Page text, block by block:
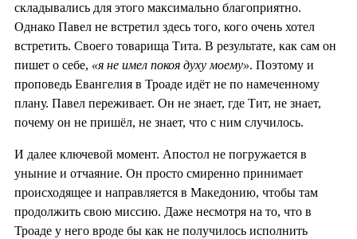
складывались для этого максимально благоприятно.
Однако Павел не встретил здесь того, кого очень хотел
встретить. Своего товарища Тита. В результате, как сам он
пишет о себе, «я не имел покоя духу моему». Поэтому и
проповедь Евангелия в Троаде идёт не по намеченному
плану. Павел переживает. Он не знает, где Тит, не знает,
почему он не пришёл, не знает, что с ним случилось.
И далее ключевой момент. Апостол не погружается в
уныние и отчаяние. Он просто смиренно принимает
происходящее и направляется в Македонию, чтобы там
продолжить свою миссию. Даже несмотря на то, что в
Троаде у него вроде бы как не получилось исполнить